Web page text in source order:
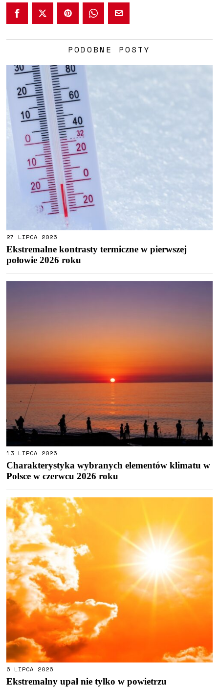
PODOBNE POSTY
27 LIPCA 2026
Ekstremalne kontrasty termiczne w pierwszej
połowie 2026 roku
13 LIPCA 2026
Charakterystyka wybranych elementów klimatu w
Polsce w czerwcu 2026 roku
6 LIPCA 2026
Ekstremalny upał nie tylko w powietrzu